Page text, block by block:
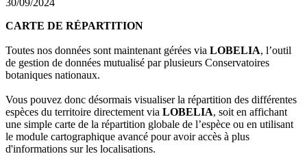
30/09/2024
CARTE DE RÉPARTITION
Toutes nos données sont maintenant gérées via LOBELIA, l’outil
de gestion de données mutualisé par plusieurs Conservatoires
botaniques nationaux.
Vous pouvez donc désormais visualiser la répartition des différentes
espèces du territoire directement via LOBELIA, soit en affichant
une simple carte de la répartition globale de l’espèce ou en utilisant
le module cartographique avancé pour avoir accès à plus
d'informations sur les localisations.